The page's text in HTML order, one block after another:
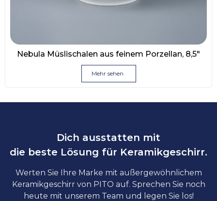
Nebula Müslischalen aus feinem Porzellan, 8,5″
Mehr sehen
Dich ausstatten mit
die beste Lösung für Keramikgeschirr.
Werten Sie Ihre Marke mit außergewöhnlichem
Keramikgeschirr von PITO auf. Sprechen Sie noch
heute mit unserem Team und legen Sie los!